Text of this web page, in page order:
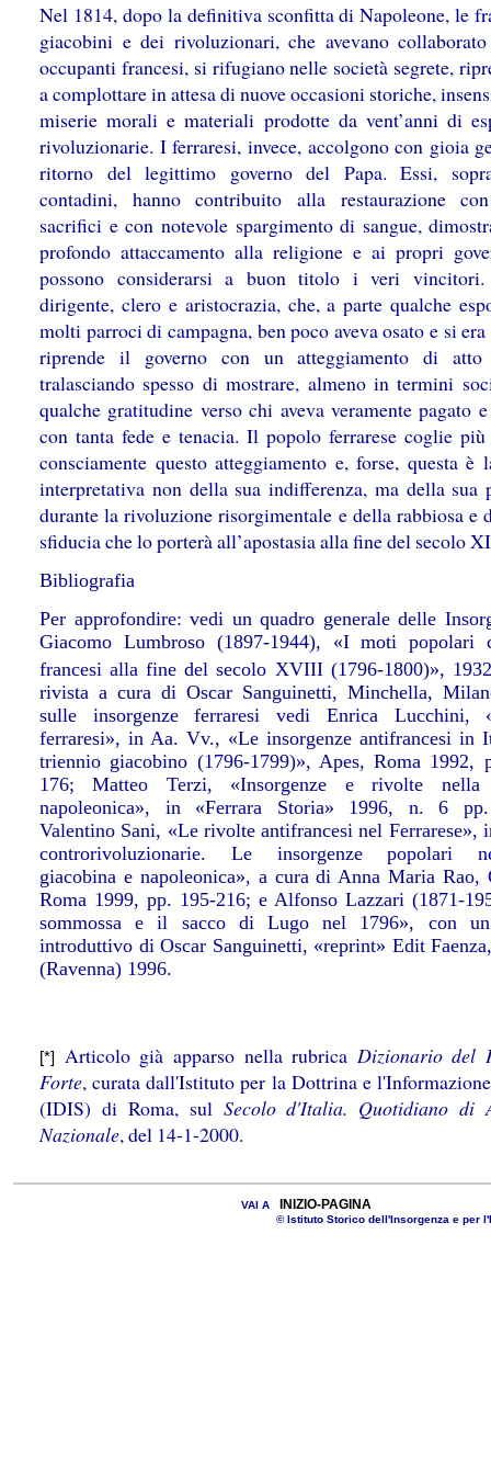
Nel 1814, dopo la definitiva sconfitta di Napoleone, le
giacobini e dei rivoluzionari, che avevano
occupanti francesi, si rifugiano nelle società segrete,
a complottare in attesa di nuove occasioni storiche,
miserie morali e materiali prodotte da vent’anni di
rivoluzionarie. I ferraresi, invece, accolgono con gioia
ritorno del legittimo governo del Papa. Essi,
contadini, hanno contribuito alla restaurazione
sacrifici e con notevole spargimento di sangue,
profondo attaccamento alla religione e ai propri
possono considerarsi a buon titolo i veri
dirigente, clero e aristocrazia, che, a parte qualche
molti parroci di campagna, ben poco aveva osato e si era
riprende il governo con un atteggiamento di atto
tralasciando spesso di mostrare, almeno in termini
qualche gratitudine verso chi aveva veramente pagato
con tanta fede e tenacia. Il popolo ferrarese coglie
consciamente questo atteggiamento e, forse, questa è
interpretativa non della sua indifferenza, ma della sua
durante la rivoluzione risorgimentale e della rabbiosa e
sfiducia che lo porterà all’apostasia alla fine del secolo
Bibliografia
Per approfondire: vedi un quadro generale delle
Giacomo Lumbroso (1897-1944), «I moti popolari
francesi alla fine del secolo XVIII (1796-1800)»,
rivista a cura di Oscar Sanguinetti, Minchella,
sulle insorgenze ferraresi vedi Enrica Lucchini,
ferraresi», in Aa. Vv., «Le insorgenze antifrancesi in
triennio giacobino (1796-1799)», Apes, Roma 1992,
176; Matteo Terzi, «Insorgenze e rivolte nella
napoleonica», in «Ferrara Storia» 1996, n. 6
Valentino Sani, «Le rivolte antifrancesi nel Ferrarese»,
controrivoluzionarie. Le insorgenze popolari
giacobina e napoleonica», a cura di Anna Maria Rao,
Roma 1999, pp. 195-216; e Alfonso Lazzari (1871-
sommossa e il sacco di Lugo nel 1796», con
introduttivo di Oscar Sanguinetti, «reprint» Edit
(Ravenna) 1996.
[*] Articolo già apparso nella rubrica Dizionario del
Forte, curata dall'Istituto per la Dottrina e
(IDIS) di Roma, sul Secolo d'Italia. Quotidiano di
Nazionale, del 14-1-2000.
VAI A INIZIO-PAGINA
© Istituto Storico dell'Insorgenza e per